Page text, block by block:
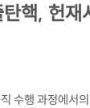
핵, 헌재
수행 과정에서